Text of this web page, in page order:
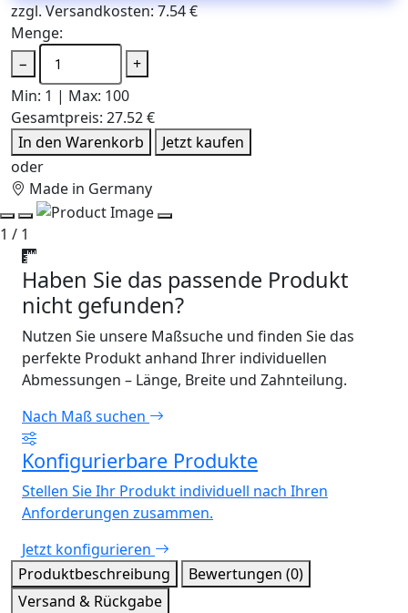
zzgl. Versandkosten: 7.54 €
Menge:
−
+
Min: 1 | Max: 100
Gesamtpreis: 27.52 €
In den Warenkorb
Jetzt kaufen
oder
Made in Germany
1 / 1
Haben Sie das passende Produkt
nicht gefunden?
Nutzen Sie unsere Maßsuche und finden Sie das
perfekte Produkt anhand Ihrer individuellen
Abmessungen – Länge, Breite und Zahnteilung.
Nach Maß suchen
Konfigurierbare Produkte
Stellen Sie Ihr Produkt individuell nach Ihren
Anforderungen zusammen.
Jetzt konfigurieren
Produktbeschreibung
Bewertungen (0)
Versand & Rückgabe